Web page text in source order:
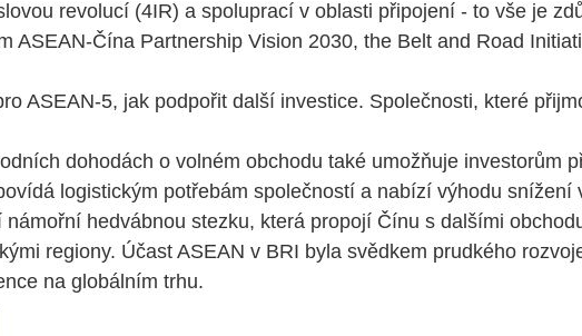
revolucí (4IR) a spoluprací v oblasti připojení - to vše je
ASEAN-Čína Partnership Vision 2030, the Belt and Road
ASEAN-5, jak podpořit další investice. Společnosti, které
dohodách o volném obchodu také umožňuje investorům
logistickým potřebám společností a nabízí výhodu snížení
hedvábnou stezku, která propojí Čínu s dalšími
regiony. Účast ASEAN v BRI byla svědkem prudkého
na globálním trhu.